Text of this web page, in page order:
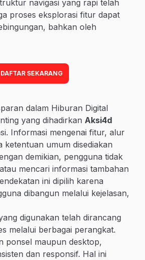
navigasi yang rapi telah
proses eksplorasi fitur dapat
bahkan oleh
DAFTAR SEKARANG
dalam Hiburan Digital
yang dihadirkan Aksi4d
Informasi mengenai fitur, alur
ketentuan umum disediakan
demikian, pengguna tidak
mencari informasi tambahan
ini dipilih karena
dibangun melalui kejelasan,
digunakan telah dirancang
melalui berbagai perangkat.
ponsel maupun desktop,
dan responsif. Hal ini